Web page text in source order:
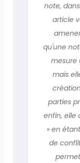
note,
article
qu'une
mesure
mais
parties
enfin, elle
» en
de